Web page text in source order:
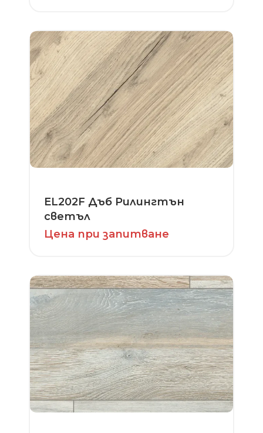
EL202F Дъб Рилингтън
светъл
Цена при запитване